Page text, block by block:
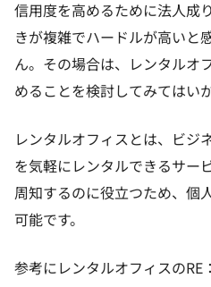
信用度を高めるために法人成
きが複雑でハードルが高いと
ん。その場合は、レンタルオ
めることを検討してみてはい
レンタルオフィスとは、ビジ
を気軽にレンタルできるサー
周知するのに役立つため、個
可能です。
参考にレンタルオフィスのRE